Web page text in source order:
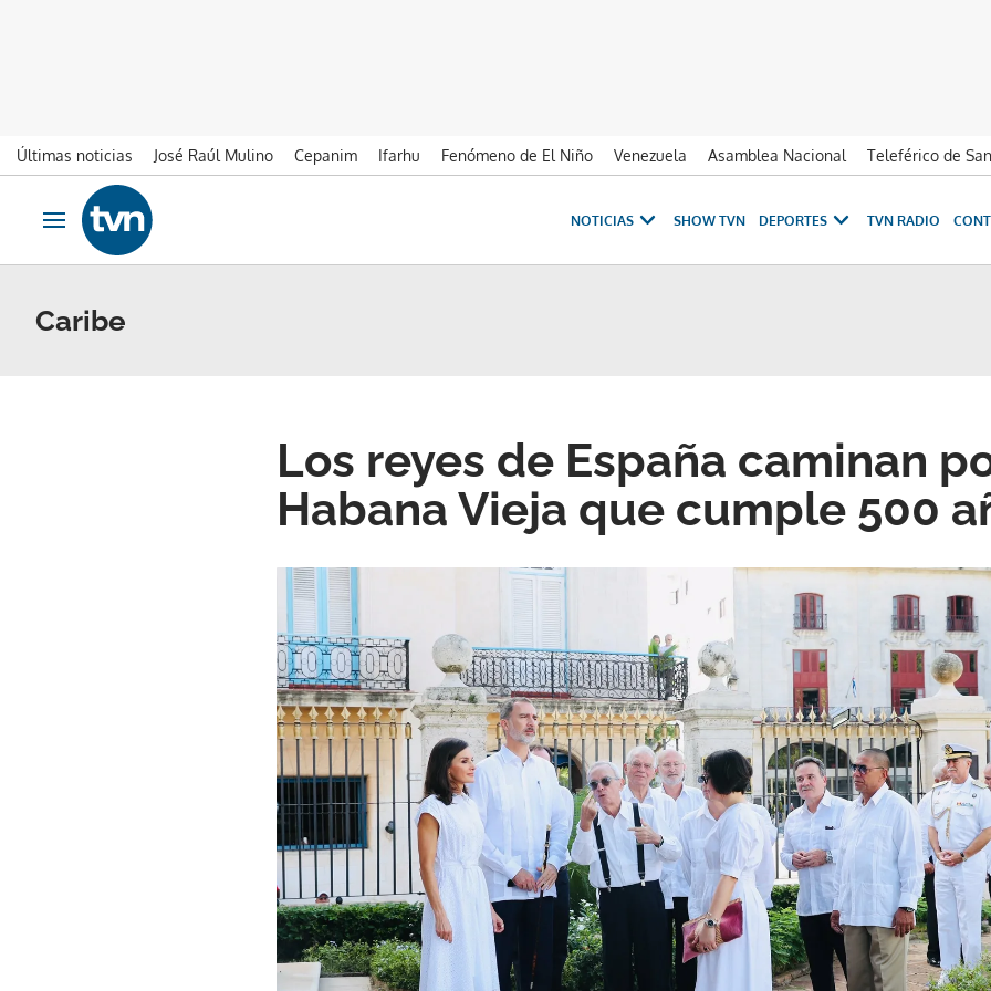
Últimas noticias José Raúl Mulino Cepanim Ifarhu Fenómeno de El Niño Venezuela Asamblea Nacional
Teleférico de
Ir al contenido
Obrir navegació
NOTICIAS SHOW TVN DEPORTES TVN RADIO
Caribe
Los reyes de España caminan
Habana Vieja que cumple 500